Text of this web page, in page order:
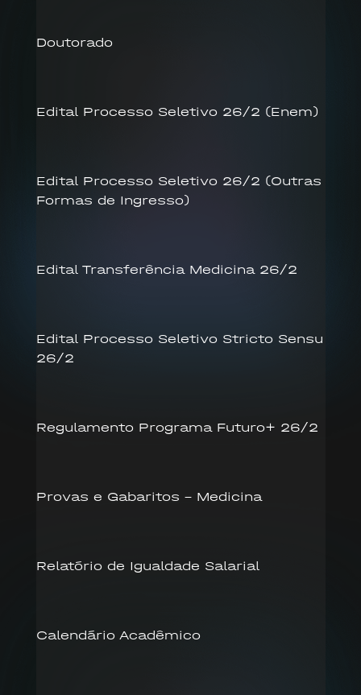
Doutorado
Edital Processo Seletivo 26/2 (Enem)
Edital Processo Seletivo 26/2 (Outras
Formas de Ingresso)
Edital Transferência Medicina 26/2
Edital Processo Seletivo Stricto Sensu
26/2
Regulamento Programa Futuro+ 26/2
Provas e Gabaritos – Medicina
Relatório de Igualdade Salarial
Calendário Acadêmico